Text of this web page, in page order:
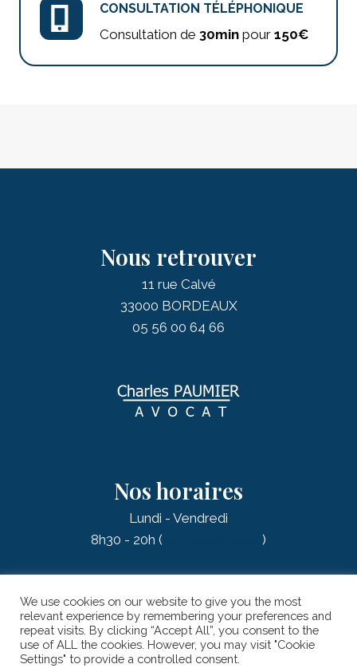
CONSULTATION TÉLÉPHONIQUE
Consultation de 30min pour 150€
Nous retrouver
11 rue Calvé
33000 BORDEAUX
05 56 00 64 66
Nos horaires
Lundi - Vendredi
8h30 - 20h (
)
© 2026 PAUMIER Charles - AVOCAT |Mentions légales| Réalisation
:Onigiri Studio
We use cookies on our website to give you the most
relevant experience by remembering your preferences and
repeat visits. By clicking “Accept All”, you consent to the
use of ALL the cookies. However, you may visit "Cookie
Settings" to provide a controlled consent.